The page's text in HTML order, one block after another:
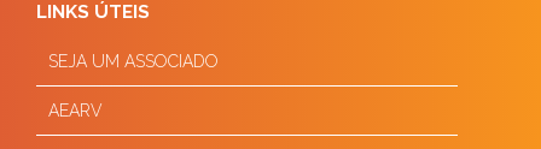
LINKS ÚTEIS
SEJA UM ASSOCIADO
AEARV